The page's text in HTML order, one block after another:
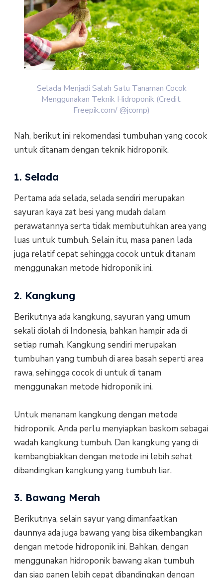
Selada Menjadi Salah Satu Tanaman Cocok
Menggunakan Teknik Hidroponik (Credit:
Freepik.com/ @jcomp)
Nah, berikut ini rekomendasi tumbuhan yang cocok
untuk ditanam dengan teknik hidroponik.
1. Selada
Pertama ada selada, selada sendiri merupakan
sayuran kaya zat besi yang mudah dalam
perawatannya serta tidak membutuhkan area yang
luas untuk tumbuh. Selain itu, masa panen lada
juga relatif cepat sehingga cocok untuk ditanam
menggunakan metode hidroponik ini.
2. Kangkung
Berikutnya ada kangkung, sayuran yang umum
sekali diolah di Indonesia, bahkan hampir ada di
setiap rumah. Kangkung sendiri merupakan
tumbuhan yang tumbuh di area basah seperti area
rawa, sehingga cocok di untuk di tanam
menggunakan metode hidroponik ini.
Untuk menanam kangkung dengan metode
hidroponik, Anda perlu menyiapkan baskom sebagai
wadah kangkung tumbuh. Dan kangkung yang di
kembangbiakkan dengan metode ini lebih sehat
dibandingkan kangkung yang tumbuh liar.
3. Bawang Merah
Berikutnya, selain sayur yang dimanfaatkan
daunnya ada juga bawang yang bisa dikembangkan
dengan metode hidroponik ini. Bahkan, dengan
menggunakan hidroponik bawang akan tumbuh
dan siap panen lebih cepat dibandingkan dengan